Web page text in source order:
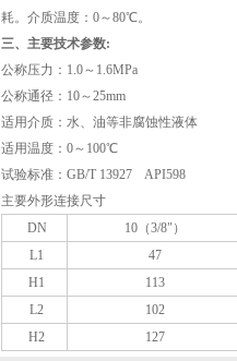
耗。介质温度：0～80℃。
三、 主要技术参数:
公称压力：1.0～1.6MPa
公称通径：10～25mm
适用介质：水、油等非腐蚀性液体
适用温度：0～100℃
试验标准：GB/T 13927 API598
主要外形连接
DN
10（3/8"）
L1
47
H1
113
L2
102
H2
127